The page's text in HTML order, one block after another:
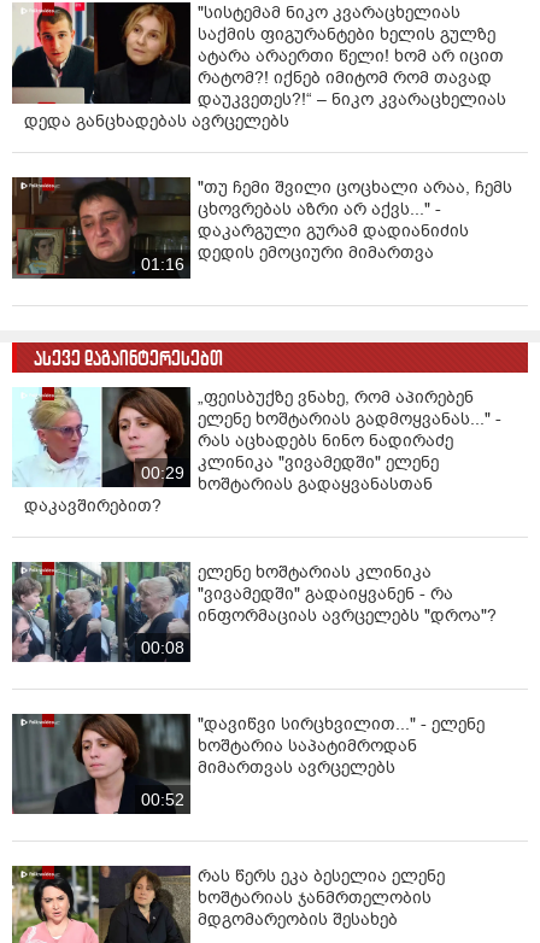
"სისტემამ ნიკო კვარაცხელიას
საქმის ფიგურანტები ხელის გულზე
ატარა არაერთი წელი! ხომ არ იცით
რატომ?! იქნებ იმიტომ რომ თავად
დაუკვეთეს?!“ – ნიკო კვარაცხელიას
დედა განცხადებას ავრცელებს
01:16
"თუ ჩემი შვილი ცოცხალი არაა, ჩემს
ცხოვრებას აზრი არ აქვს..." -
დაკარგული გურამ დადიანიძის
დედის ემოციური მიმართვა
ასევე დაგაინტერესებთ
00:29
„ფეისბუქზე ვნახე, რომ აპირებენ
ელენე ხოშტარიას გადმოყვანას..." -
რას აცხადებს ნინო ნადირაძე
კლინიკა "ვივამედში" ელენე
ხოშტარიას გადაყვანასთან
დაკავშირებით?
00:08
ელენე ხოშტარიას კლინიკა
"ვივამედში" გადაიყვანენ - რა
ინფორმაციას ავრცელებს "დროა"?
00:52
"დავიწვი სირცხვილით..." - ელენე
ხოშტარია საპატიმროდან
მიმართვას ავრცელებს
რას წერს ეკა ბესელია ელენე
ხოშტარიას ჯანმრთელობის
მდგომარეობის შესახებ